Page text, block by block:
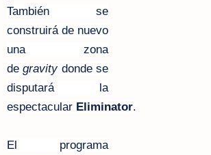
También se
construirá de nuevo
una zona
degravitydonde se
disputará la
espectacular Eliminator.
El programa